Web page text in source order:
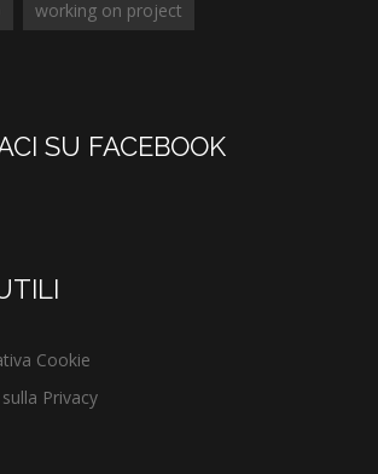
working on project
SU FACEBOOK
Cookie
Privacy